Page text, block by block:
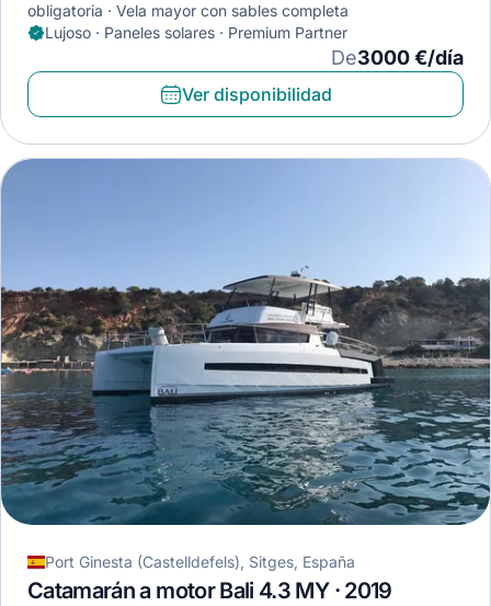
obligatoria
Vela mayor con sables completa
Lujoso · Paneles solares · Premium Partner
De3000 €/día
Ver disponibilidad
Port Ginesta (Castelldefels), Sitges, España
Catamarán a motor Bali 4.3 MY · 2019